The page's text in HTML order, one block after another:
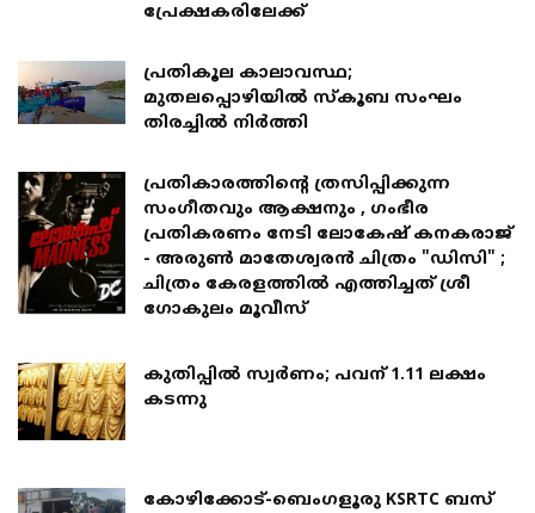
പ്രേക്ഷകരിലേക്ക്
പ്രതികൂല കാലാവസ്ഥ;
മുതലപ്പൊഴിയില്‍ സ്കൂബ സംഘം
തിരച്ചില്‍ നിര്‍ത്തി
പ്രതികാരത്തിന്റെ ത്രസിപ്പിക്കുന്ന
സംഗീതവും ആക്ഷനും , ഗംഭീര
പ്രതികരണം നേടി ലോകേഷ് കനകരാജ്
- അരുൺ മാതേശ്വരൻ ചിത്രം "ഡിസി" ;
ചിത്രം കേരളത്തിൽ എത്തിച്ചത് ശ്രീ
ഗോകുലം മൂവീസ്
കുതിപ്പിൽ സ്വർണം; പവന് 1.11 ലക്ഷം
കടന്നു
കോഴിക്കോട്-ബെംഗളൂരു KSRTC ബസ്